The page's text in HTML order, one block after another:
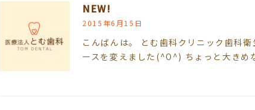
NEW!
2015年6月15日
こんばんは。 とむ歯科クリニック歯科
ースを変えました(^O^) ちょっと大きめ